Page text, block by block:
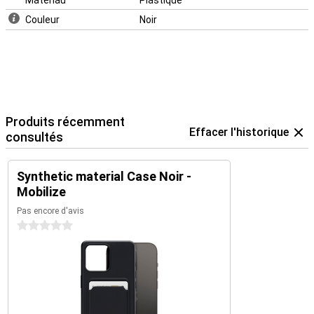
Couleur
Noir
Produits récemment
consultés
Effacer l'historique
Synthetic material Case Noir -
Mobilize
Pas encore d'avis
0 étoiles